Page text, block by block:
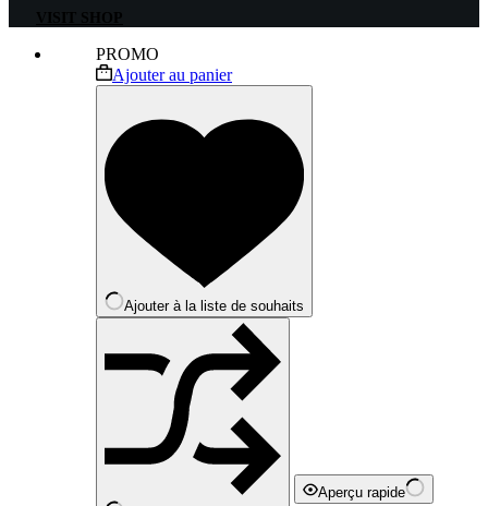
VISIT SHOP
PROMO
Ajouter au panier
Ajouter à la liste de souhaits
Aperçu rapide